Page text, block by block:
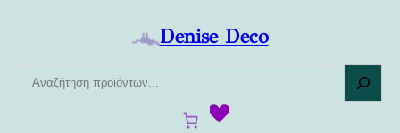
Denise Deco